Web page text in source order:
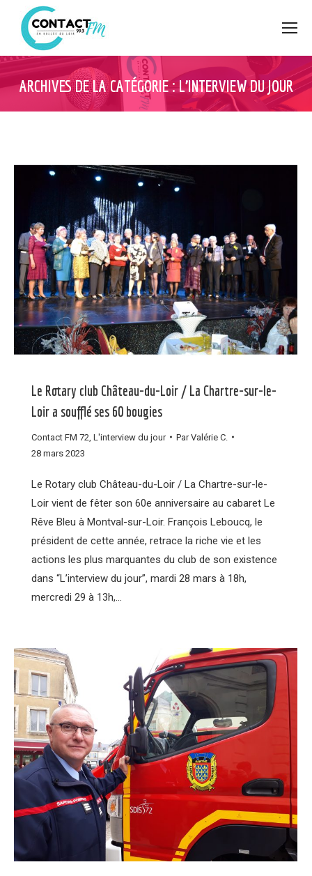
ARCHIVES DE LA CATÉGORIE :L’INTERVIEW DU JOUR
Le Rotary club Château-du-Loir / La Chartre-sur-le-
Loir a soufflé ses 60 bougies
Contact FM 72 L'interview du jour ParValérie C.
28 mars 2023
Le Rotary club Château-du-Loir / La Chartre-sur-le-
Loir vient de fêter son 60e anniversaire au cabaret Le
Rêve Bleu à Montval-sur-Loir. François Leboucq, le
président de cette année, retrace la riche vie et les
actions les plus marquantes du club de son existence
dans “L’interview du jour”, mardi 28 mars à 18h,
mercredi 29 à 13h,…